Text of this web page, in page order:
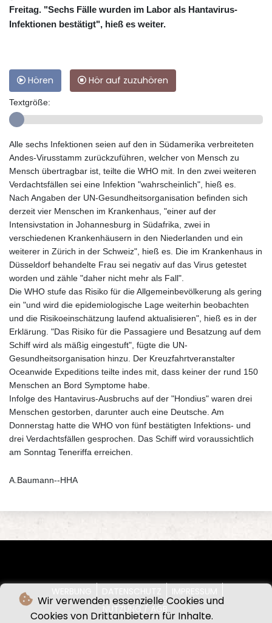
Wir verwenden essenzielle Cookies und
Cookies von Drittanbietern für Inhalte.
Freitag. "Sechs Fälle wurden im Labor als Hantavirus-
Infektionen bestätigt", hieß es weiter.
Hören Hör auf zuzuhören
Textgröße:
Alle sechs Infektionen seien auf den in Südamerika verbreiteten
Andes-Virusstamm zurückzuführen, welcher von Mensch zu
Mensch übertragbar ist, teilte die WHO mit. In den zwei weiteren
Verdachtsfällen sei eine Infektion "wahrscheinlich", hieß es.
Nach Angaben der UN-Gesundheitsorganisation befinden sich
derzeit vier Menschen im Krankenhaus, "einer auf der
Intensivstation in Johannesburg in Südafrika, zwei in
verschiedenen Krankenhäusern in den Niederlanden und ein
weiterer in Zürich in der Schweiz", hieß es. Die im Krankenhaus in
Düsseldorf behandelte Frau sei negativ auf das Virus getestet
worden und zähle "daher nicht mehr als Fall".
Die WHO stufe das Risiko für die Allgemeinbevölkerung als gering
ein "und wird die epidemiologische Lage weiterhin beobachten
und die Risikoeinschätzung laufend aktualisieren", hieß es in der
Erklärung. "Das Risiko für die Passagiere und Besatzung auf dem
Schiff wird als mäßig eingestuft", fügte die UN-
Gesundheitsorganisation hinzu. Der Kreuzfahrtveranstalter
Oceanwide Expeditions teilte indes mit, dass keiner der rund 150
Menschen an Bord Symptome habe.
Infolge des Hantavirus-Ausbruchs auf der "Hondius" waren drei
Menschen gestorben, darunter auch eine Deutsche. Am
Donnerstag hatte die WHO von fünf bestätigten Infektions- und
drei Verdachtsfällen gesprochen. Das Schiff wird voraussichtlich
am Sonntag Teneriffa erreichen.
A.Baumann--HHA
WERBUNG DATENSCHUTZ
IMPRESSUM
NUTZUNG / AGB